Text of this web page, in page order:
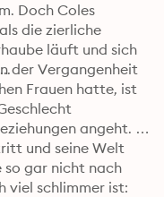
Doch Coles
die zierliche
läuft und sich
der Vergangenheit
Frauen hatte, ist
angeht.
und seine Welt
so gar nicht nach
viel schlimmer ist: